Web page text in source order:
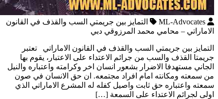
ML-Advocates
التمايز بين جريمتي السب والقذف في القانون
الاماراتي – محامي محمد المرزوقي دبي
التمايز بين جريمتي السب والقذف في القانون الاماراتي تعتبر
جريمتا القذف والسب من جرائم الاعتداء على الاعتبار، يقوم بها
الجاني مستهدفا الاضرار بشعور انسان اخر وكرامته واعتباره والنيل
من سمعته ومكانته امام افراد مجتمعه. ان حق الانسان في صون
سمعته واعتباره حق ثابت واصيل كفله له المشرع الاماراتي الذي
اولى لجرائم الاعتداء على السمعة […]